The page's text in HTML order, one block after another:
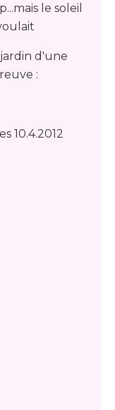
le soleil
d'une
: